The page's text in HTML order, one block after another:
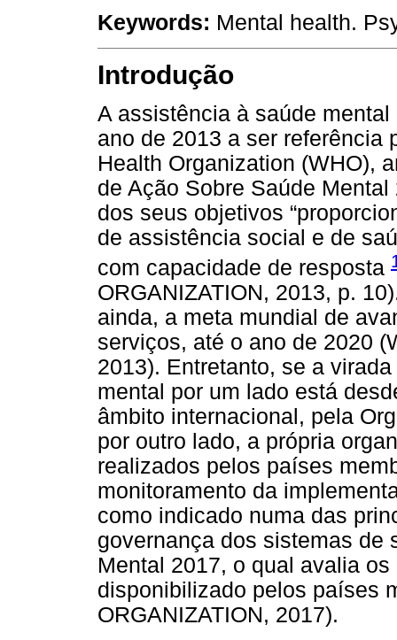
Keywords: Mental health.
Introdução
A assistência à saúde
ano de 2013 a ser referência
Health Organization (WHO),
de Ação Sobre Saúde
dos seus objetivos
de assistência social e de
com capacidade de resposta
ORGANIZATION, 2013, p.
ainda, a meta mundial de
serviços, até o ano de 2020
2013). Entretanto, se a
mental por um lado está
âmbito internacional, pela
por outro lado, a própria
realizados pelos países
monitoramento da
como indicado numa das
governança dos sistemas de
Mental 2017, o qual avalia
disponibilizado pelos países
ORGANIZATION, 2017).